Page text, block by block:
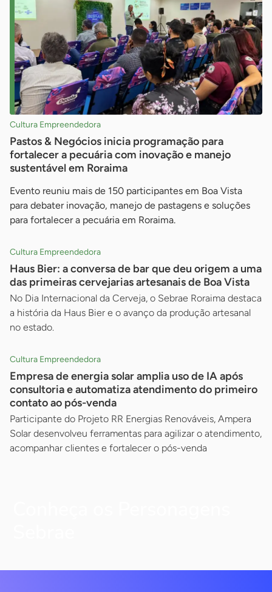
Cultura Empreendedora
Pastos & Negócios inicia programação para
fortalecer a pecuária com inovação e manejo
sustentável em Roraima
Evento reuniu mais de 150 participantes em Boa Vista
para debater inovação, manejo de pastagens e soluções
para fortalecer a pecuária em Roraima.
Cultura Empreendedora
Haus Bier: a conversa de bar que deu origem a uma
das primeiras cervejarias artesanais de Boa Vista
No Dia Internacional da Cerveja, o Sebrae Roraima destaca
a história da Haus Bier e o avanço da produção artesanal
no estado.
Cultura Empreendedora
Empresa de energia solar amplia uso de IA após
consultoria e automatiza atendimento do primeiro
contato ao pós-venda
Participante do Projeto RR Energias Renováveis, Ampera
Solar desenvolveu ferramentas para agilizar o atendimento,
acompanhar clientes e fortalecer o pós-venda